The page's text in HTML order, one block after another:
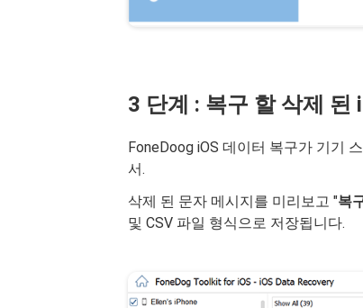
3 단계 : 복구 할 삭제 된
FoneDoog iOS 데이터 복구가 기기
서.
삭제 된 문자 메시지를 미리보고 "복
및 CSV 파일 형식으로 저장됩니다.